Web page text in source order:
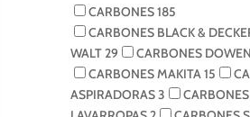
CARBONES185
CARBONES BLACK &
WALT29 CARBONES
CARBONES MAKITA15
ASPIRADORAS3